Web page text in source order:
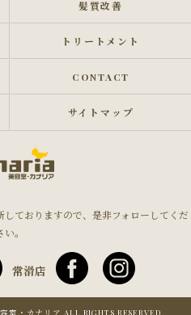
髪質改善
トリートメント
CONTACT
サイトマップ
ておりますので、是非フォローしてくだ
い。
常滑店
・カナリア ALL RIGHTS RESERVED.